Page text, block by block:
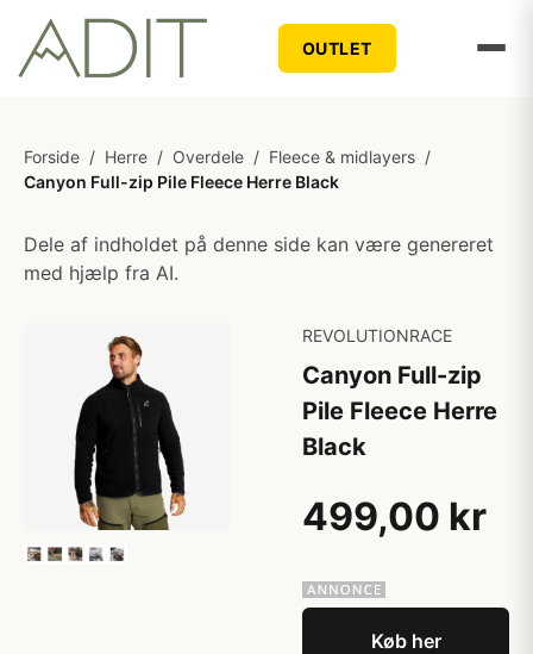
OUTLET
Forside / Herre / Overdele / Fleece & midlayers /
Canyon Full-zip Pile Fleece Herre Black
Dele af indholdet på denne side kan være genereret
med hjælp fra AI.
REVOLUTIONRACE
Canyon Full-zip
Pile Fleece Herre
Black
499,00 kr
Køb her